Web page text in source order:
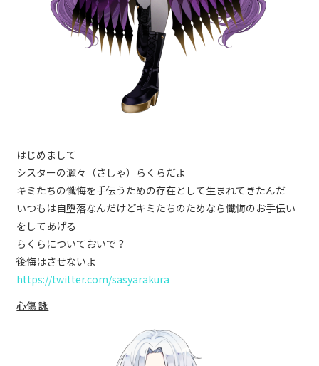
はじめまして
シスターの灑々（さしゃ）らくらだよ
キミたちの懺悔を手伝うための存在として生まれてきたんだ
いつもは自堕落なんだけどキミたちのためなら懺悔のお手伝い
をしてあげる
らくらについておいで？
後悔はさせないよ
https://twitter.com/sasyarakura
心傷 詠